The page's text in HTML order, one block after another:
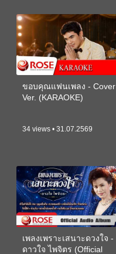
ขอบคุณแฟนเพลง - Cover
Ver. (KARAOKE)
34 views • 31.07.2569
เพลงเพราะเสนาะดวงใจ -
ดาวใจ ไพจิตร (Official